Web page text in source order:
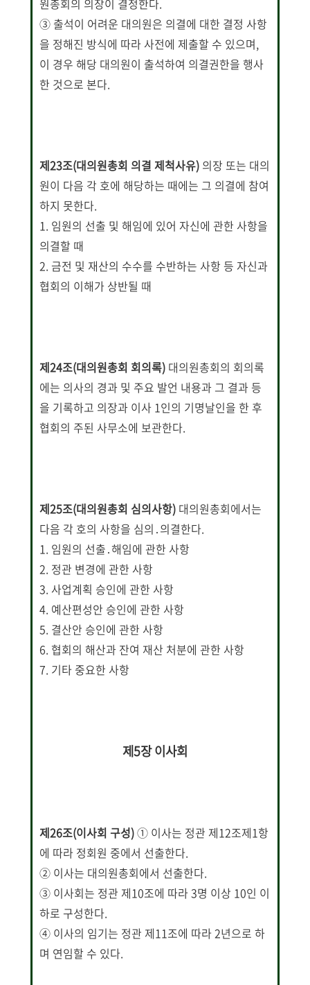
원총회의 의장이 결정한다.
③ 출석이 어려운 대의원은 의결에 대한 결정 사항
을 정해진 방식에 따라 사전에 제출할 수 있으며,
이 경우 해당 대의원이 출석하여 의결권한을 행사
한 것으로 본다.
제23조(대의원총회 의결 제척사유) 의장 또는 대의
원이 다음 각 호에 해당하는 때에는 그 의결에 참여
하지 못한다.
1. 임원의 선출 및 해임에 있어 자신에 관한 사항을
의결할 때
2. 금전 및 재산의 수수를 수반하는 사항 등 자신과
협회의 이해가 상반될 때
제24조(대의원총회 회의록) 대의원총회의 회의록
에는 의사의 경과 및 주요 발언 내용과 그 결과 등
을 기록하고 의장과 이사 1인의 기명날인을 한 후
협회의 주된 사무소에 보관한다.
제25조(대의원총회 심의사항) 대의원총회에서는
다음 각 호의 사항을 심의․의결한다.
1. 임원의 선출․해임에 관한 사항
2. 정관 변경에 관한 사항
3. 사업계획 승인에 관한 사항
4. 예산편성안 승인에 관한 사항
5. 결산안 승인에 관한 사항
6. 협회의 해산과 잔여 재산 처분에 관한 사항
7. 기타 중요한 사항
제5장 이사회
제26조(이사회 구성)① 이사는 정관 제12조제1항
에 따라 정회원 중에서 선출한다.
② 이사는 대의원총회에서 선출한다.
③ 이사회는 정관 제10조에 따라 3명 이상 10인 이
하로 구성한다.
④ 이사의 임기는 정관 제11조에 따라 2년으로 하
며 연임할 수 있다.